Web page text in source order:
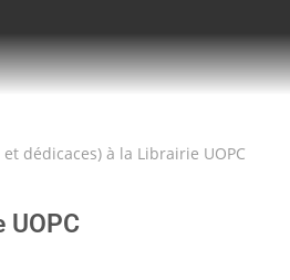
dédicaces) à la Librairie UOPC